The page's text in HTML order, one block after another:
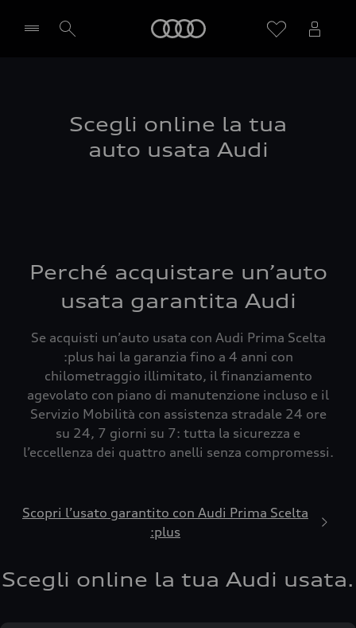
Scegli online la tua
auto usata Audi
Perché acquistare un’auto
usata garantita Audi
Se acquisti un’auto usata con Audi Prima Scelta
:plus hai la garanzia fino a 4 anni con
chilometraggio illimitato, il finanziamento
agevolato con piano di manutenzione incluso e il
Servizio Mobilità con assistenza stradale 24 ore
su 24, 7 giorni su 7: tutta la sicurezza e
l’eccellenza dei quattro anelli senza compromessi.
Scopri l’usato garantito con Audi Prima Scelta
:plus
Scegli online la tua Audi usata.